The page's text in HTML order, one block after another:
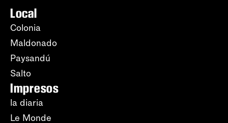
Local
Colonia
Maldonado
Paysandú
Salto
Impresos
la diaria
Le Monde